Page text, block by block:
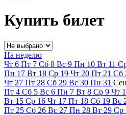
Купить билет
На неделю
Чт 6 Пт 7 Сб 8 Вс 9 Пн 10 Вт 11
Пн 17 Вт 18 Ср 19 Чт 20 Пт 21 Сб
Чт 27 Пт 28 Сб 29 Вс 30 Пн 31
Пт 4 Сб 5 Вс 6 Пн 7 Вт 8 Ср 9 Чт
Вт 15 Ср 16 Чт 17 Пт 18 Сб 19 Вс
Пт 25 Сб 26 Вс 27 Пн 28 Вт 29 Ср